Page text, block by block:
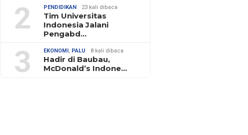
2 PENDIDIKAN 23 kali dibaca
Tim Universitas
Indonesia Jalani
Pengabd…
3 EKONOMI , PALU 8 kali dibaca
Hadir di Baubau,
McDonald’s Indone…